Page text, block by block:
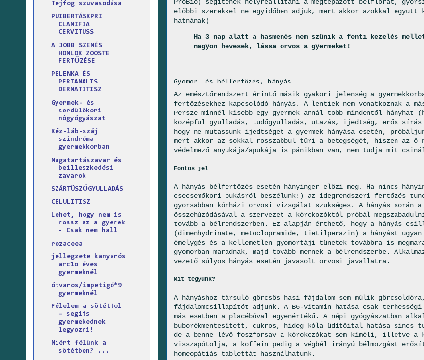
ProBio) segítenek helyreállítani a megtépázott bélflórát,
előbbi szerekkel ne egyidőben adjuk, mert akkor azokkal
hatnának)
Ha 3 nap alatt a hasmenés nem szűnik a fenti kezelés
nagyon hevesek, lássa orvos a gyermeket!
Gyomor- és bélfertőzés, hányás
Az emésztőrendszert érintő másik gyakori jelenség a
fertőzésekhez kapcsolódó hányás. A lentiek nem vonatkoznak a
Persze minnél kisebb egy gyermek annál több mindentől hányhat
középfül gyulladás, tüdőgyulladás, utazás, ijedtség, erős
hogy ne mutassunk ijedtséget a gyermek hányása esetén,
mert akkor az sokkal rosszabbul tűri a betegségét, hiszen az ő
védelmező anyukája/apukája is pánikban van, nem tudja mit
Fontos jel
A hányás bélfertőzés esetén hányinger előzi meg. Ha nincs
csecsemőkori bukásról beszélünk!) az idegrendszeri fertőzés
gyorsabban kórházi orvosi vizsgálat szükséges. A hányás során
összehúzódásával a szervezet a kórokozóktól próbál
tovább a bélrendszerben. Ez alapján érthető, hogy a hányás
(dimenhydrinate, metoclopramide, tietilperazin) a hányást ugyan
émelygés és a kellemetlen gyomortáji tünetek továbbra is
gyomorban maradnak, majd tovább mennek a bélrendszerbe.
vezető súlyos hányás esetén javasolt orvosi javallatra.
Mit tegyünk?
A hányáshoz társuló görcsös hasi fájdalom sem múlik
fájdalomcsillapítót adjunk. A B6-vitamin hatása csak terhességi
más esetben a placébóval egyenértékű. A népi gyógyászatban
buborékmentesített, cukros, hideg kóla üdítőital hatása sincs
de a benne lévő foszforsav a kórokozókat sem kíméli, illetve a
visszapótolja, a koffein pedig a végbél irányú bélmozgást
homeopátiás tablettát használhatunk.
Tejfog szuvasodása
PUIBERTÁSKPRI
CLAMIFIA
CERVITUSS
A JOBB SZEMÉS
HOMLOK ZOOSTE
FERTŐZÉSE
PELENKA ÉS
PERIANALIS
DERMATITISZ
Gyermek- és
serdülôkori
nôgyógyászat
Kéz-láb-száj
szindróma
gyermekkorban
Magatartászavar és
beilleszkedési
zavarok
SZÁRTÜSZŐGYULLADÁS
CELULITISZ
Lehet, hogy nem is
rossz az a gyerek
- Csak nem hall
rozaceea
jellegzete kanyarós
arc1o éves
gyermeknél
ótvaros/impetigó*9
gyermeknél
Félelem a sötéttol
– segíts
gyermekednek
legyozni!
Miért félünk a
sötétben? ...